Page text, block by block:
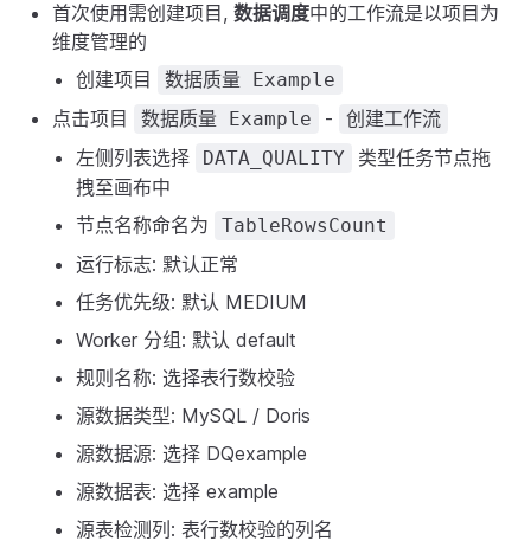
首次使用需创建项目, 数据调度中的工作流是以项目为
维度管理的
创建项目
数据质量 Example
点击项目 数据质量 Example - 创建工作流
左侧列表选择 DATA_QUALITY
类型任务节点拖
拽至画布中
节点名称命名为
TableRowsCount
运行标志: 默认正常
任务优先级: 默认 MEDIUM
Worker 分组: 默认 default
规则名称: 选择表行数校验
源数据类型: MySQL / Doris
源数据源: 选择 DQexample
源数据表: 选择 example
源表检测列: 表行数校验的列名